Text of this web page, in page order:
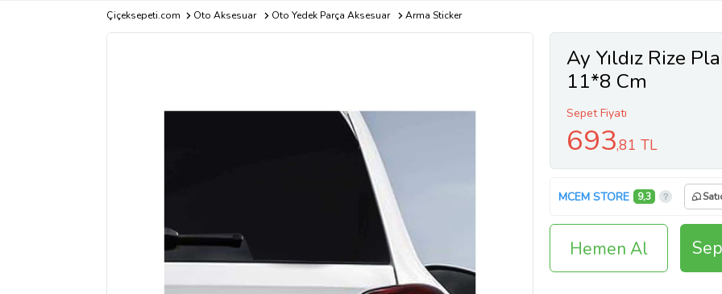
Çiçeksepeti.com Oto Aksesuar Oto Yedek Parça Aksesuar Arma Sticker
Ay Yıldız Rize
11*8 Cm
Sepet Fiyatı
693,81 TL
MCEM STORE 9,3
Hemen Al